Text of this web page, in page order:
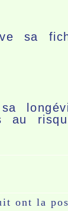
sa
ont la